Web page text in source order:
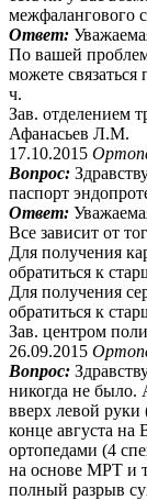
межфалангового
Ответ:
По вашей
можете
ч.
Зав. отделением
Афанасьев Л.М.
17.10.2015
Вопрос:
паспорт
Ответ:
Все зависит от
Для получения
обратиться к
Для получения
обратиться к
Зав. центром
26.09.2015
Вопрос:
никогда не было.
вверх левой
конце августа
ортопедами (4
на основе МРТ и
полный разрыв